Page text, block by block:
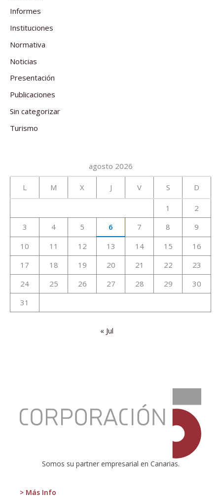
Informes
Instituciones
Normativa
Noticias
Presentación
Publicaciones
Sin categorizar
Turismo
agosto 2026
L M X J V S D
1
2
3
4 5 6 7 8
9
10
11 12 13 14 15
16
17
18 19 20 21 22
23
24
25 26 27 28 29
30
31
« Jul
Somos su partner empresarial en Canarias.
> Más Info
Golf
Sunset